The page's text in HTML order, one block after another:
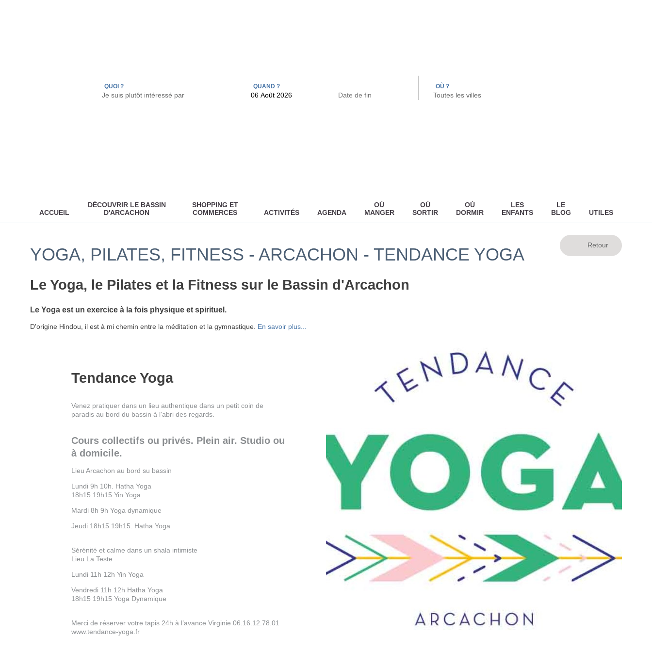
QUOI ? QUAND ? OÙ ?
ACCUEIL
DÉCOUVRIR LE BASSIN
D'ARCACHON
SHOPPING ET
COMMERCES
ACTIVITÉS AGENDA
OÙ
MANGER
OÙ
SORTIR
OÙ
DORMIR
LES
ENFANTS
LE
BLOG
UTILES
YOGA, PILATES, FITNESS - ARCACHON - TENDANCE YOGA
Le Yoga, le Pilates et la Fitness sur le Bassin d'Arcachon
Le Yoga est un exercice à la fois physique et spirituel.
D'origine Hindou, il est à mi chemin entre la méditation et la gymnastique. En savoir plus...
Tendance Yoga
Venez pratiquer dans un lieu authentique dans un petit coin de
paradis au bord du bassin à l'abri des regards.
Cours collectifs ou privés. Plein air. Studio ou
à domicile.
Lieu Arcachon au bord su bassin
Lundi 9h 10h. Hatha Yoga
18h15 19h15 Yin Yoga
Mardi 8h 9h Yoga dynamique
Jeudi 18h15 19h15. Hatha Yoga
Sérénité et calme dans un shala intimiste
Lieu La Teste
Lundi 11h 12h Yin Yoga
Vendredi 11h 12h Hatha Yoga
18h15 19h15 Yoga Dynamique
Merci de réserver votre tapis 24h à l’avance Virginie 06.16.12.78.01
www.tendance-yoga.fr